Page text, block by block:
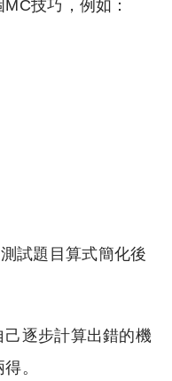
技巧，例如：
試題目算式簡化後
逐步計算出錯的機
。